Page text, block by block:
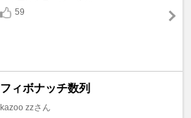
59
フィボナッチ数列
kazoo zzさん